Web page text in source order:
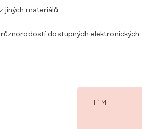
jiných materiálů.
dostupných elektronických
I’M